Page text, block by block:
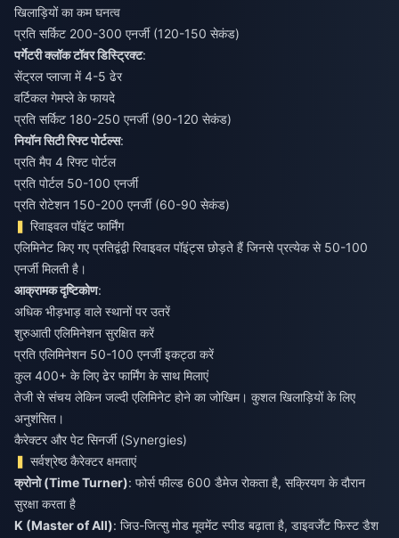
खिलाड़ियों का कम घनत्व
प्रति सर्किट 200-300 एनर्जी (120-150 सेकंड)
पर्गेटरी क्लॉक टॉवर डिस्ट्रिक्ट:
सेंट्रल प्लाजा में 4-5 ढेर
वर्टिकल गेमप्ले के फायदे
प्रति सर्किट 180-250 एनर्जी (90-120 सेकंड)
नियॉन सिटी रिफ्ट पोर्टल्स:
प्रति मैप 4 रिफ्ट पोर्टल
प्रति पोर्टल 50-100 एनर्जी
प्रति रोटेशन 150-200 एनर्जी (60-90 सेकंड)
रिवाइवल पॉइंट फार्मिंग
एलिमिनेट किए गए प्रतिद्वंद्वी रिवाइवल पॉइंट्स छोड़ते हैं जिनसे प्रत्येक से 50-100
एनर्जी मिलती है।
आक्रामक दृष्टिकोण:
अधिक भीड़भाड़ वाले स्थानों पर उतरें
शुरुआती एलिमिनेशन सुरक्षित करें
प्रति एलिमिनेशन 50-100 एनर्जी इकट्ठा करें
कुल 400+ के लिए ढेर फार्मिंग के साथ मिलाएं
तेजी से संचय लेकिन जल्दी एलिमिनेट होने का जोखिम। कुशल खिलाड़ियों के लिए
अनुशंसित।
कैरेक्टर और पेट सिनर्जी (Synergies)
सर्वश्रेष्ठ कैरेक्टर क्षमताएं
क्रोनो (Time Turner): फोर्स फील्ड 600 डैमेज रोकता है, सक्रियण के दौरान
सुरक्षा करता है
K (Master of All): जिउ-जित्सु मोड मूवमेंट स्पीड बढ़ाता है, डाइवर्जेंट फिस्ट डैश